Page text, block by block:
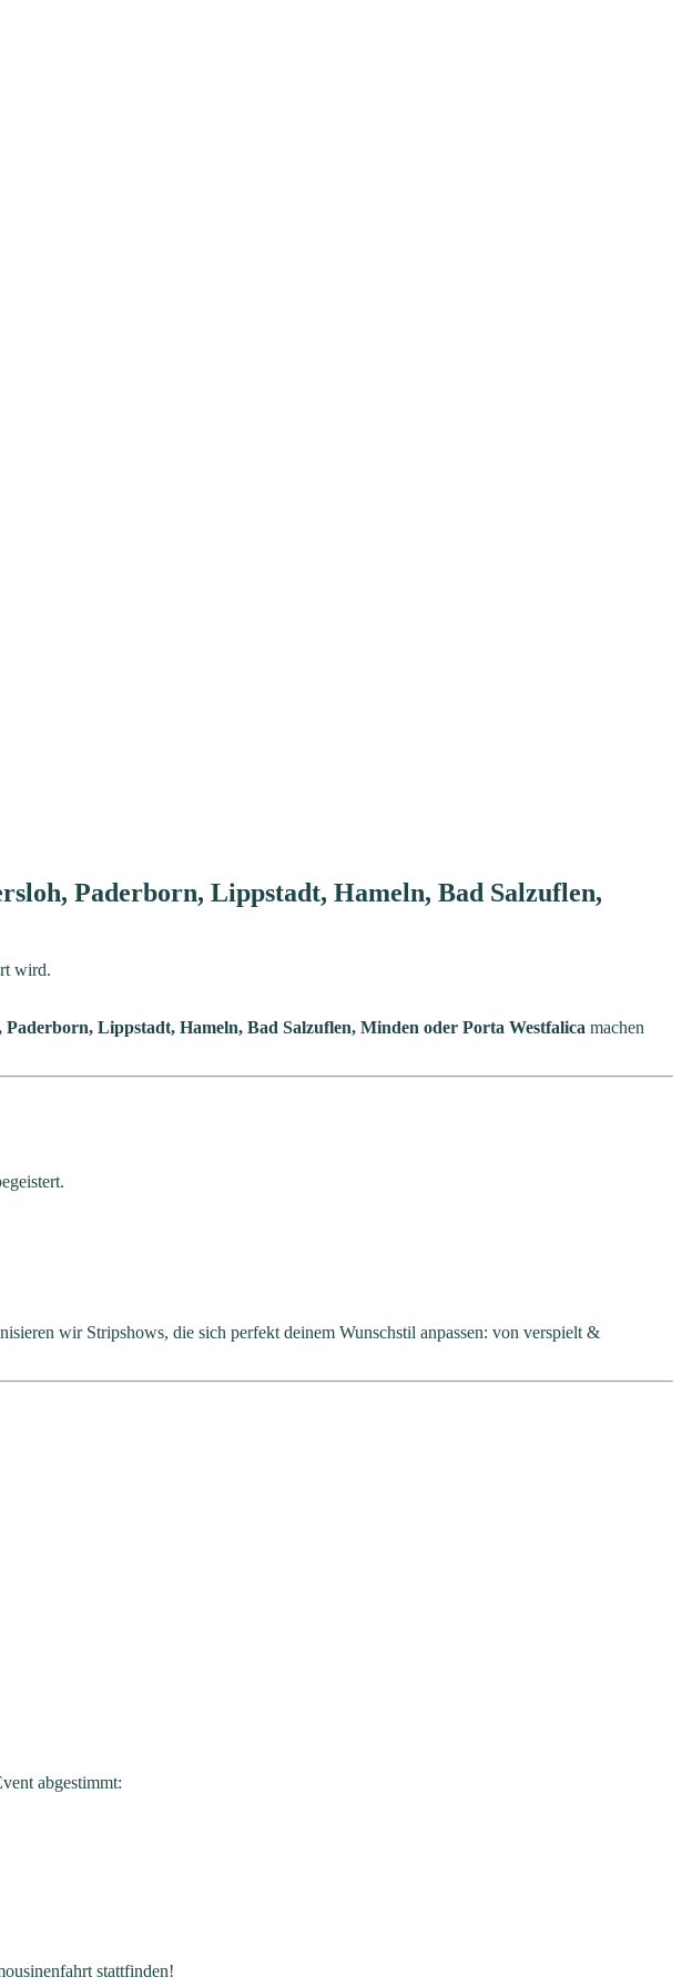
Paderborn, Lippstadt, Hameln, Bad Salzuflen,
wird.
Paderborn, Lippstadt, Hameln, Bad Salzuflen, Minden oder Porta Westfalica machen
wir Stripshows, die sich perfekt deinem Wunschstil anpassen: von verspielt &
abgestimmt:
stattfinden!